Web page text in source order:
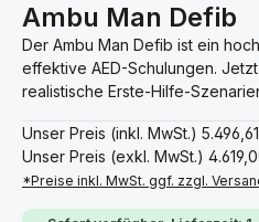
Ambu Man Defib
Der Ambu Man Defib ist ein
effektive AED-Schulungen.
realistische Erste-Hilfe-
Unser Preis (inkl. MwSt.)
Unser Preis (exkl. MwSt.)
*Preise inkl. MwSt. ggf. zzgl.